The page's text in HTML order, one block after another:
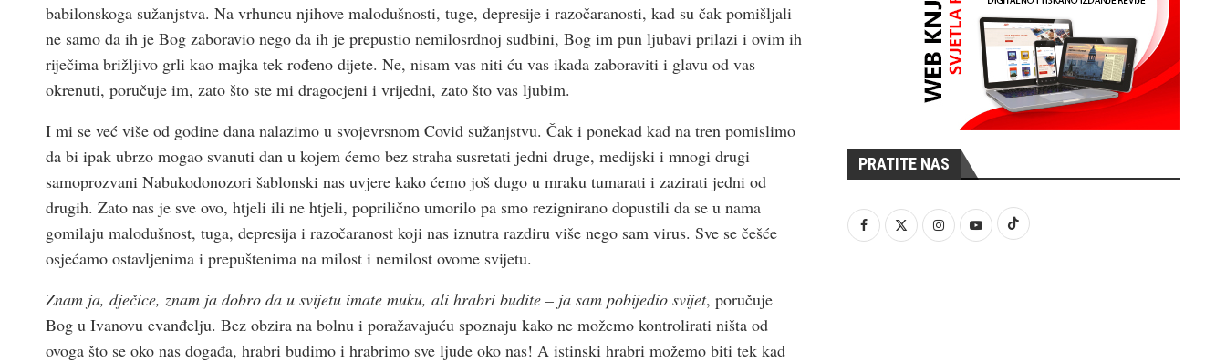
babilonskoga sužanjstva. Na vrhuncu njihove malodušnosti, tuge, depresije i razočaranosti, kad su čak pomišljali
ne samo da ih je Bog zaboravio nego da ih je prepustio nemilosrdnoj sudbini, Bog im pun ljubavi prilazi i ovim ih
riječima brižljivo grli kao majka tek rođeno dijete. Ne, nisam vas niti ću vas ikada zaboraviti i glavu od vas
okrenuti, poručuje im, zato što ste mi dragocjeni i vrijedni, zato što vas ljubim.
I mi se već više od godine dana nalazimo u svojevrsnom Covid sužanjstvu. Čak i ponekad kad na tren pomislimo
da bi ipak ubrzo mogao svanuti dan u kojem ćemo bez straha susretati jedni druge, medijski i mnogi drugi
samoprozvani Nabukodonozori šablonski nas uvjere kako ćemo još dugo u mraku tumarati i zazirati jedni od
drugih. Zato nas je sve ovo, htjeli ili ne htjeli, poprilično umorilo pa smo rezignirano dopustili da se u nama
gomilaju malodušnost, tuga, depresija i razočaranost koji nas iznutra razdiru više nego sam virus. Sve se češće
osjećamo ostavljenima i prepuštenima na milost i nemilost ovome svijetu.
Znam ja, dječice, znam ja dobro da u svijetu imate muku, ali hrabri budite – ja sam pobijedio svijet, poručuje
Bog u Ivanovu evanđelju. Bez obzira na bolnu i poražavajuću spoznaju kako ne možemo kontrolirati ništa od
ovoga što se oko nas događa, hrabri budimo i hrabrimo sve ljude oko nas! A istinski hrabri možemo biti tek kad
PRATITE NAS